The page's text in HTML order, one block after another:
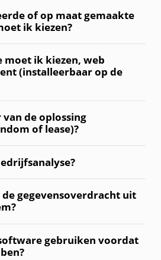
of op maat gemaakte
ik kiezen?
moet ik kiezen, web
(installeerbaar op de
de oplossing
of lease)?
gegevensoverdracht uit
gebruiken voordat